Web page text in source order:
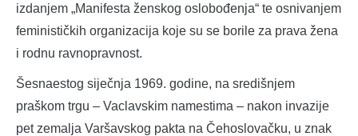
izdanjem „Manifesta ženskog oslobođenja“ te osnivanjem
feminističkih organizacija koje su se borile za prava žena
i rodnu ravnopravnost.
Šesnaestog siječnja 1969. godine, na središnjem
praškom trgu – Vaclavskim namestima – nakon invazije
pet zemalja Varšavskog pakta na Čehoslovačku, u znak